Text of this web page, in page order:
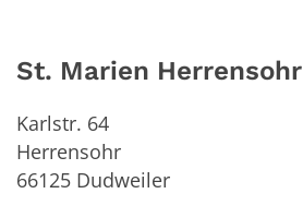
St. Marien Herrensohr
Karlstr. 64
Herrensohr
66125 Dudweiler